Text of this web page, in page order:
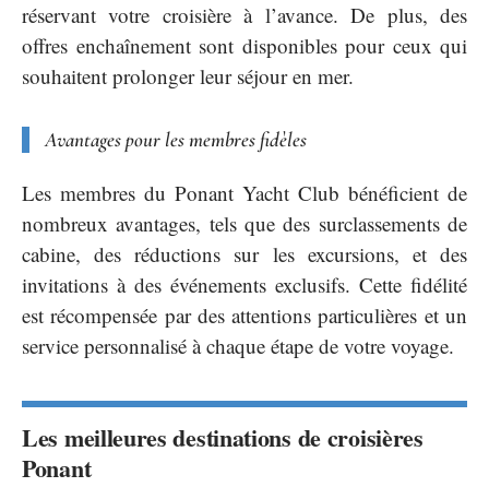
réservant votre croisière à l’avance. De plus, des
offres enchaînement sont disponibles pour ceux qui
souhaitent prolonger leur séjour en mer.
Avantages pour les membres fidèles
Les membres du Ponant Yacht Club bénéficient de
nombreux avantages, tels que des surclassements de
cabine, des réductions sur les excursions, et des
invitations à des événements exclusifs. Cette fidélité
est récompensée par des attentions particulières et un
service personnalisé à chaque étape de votre voyage.
Les meilleures destinations de croisières
Ponant